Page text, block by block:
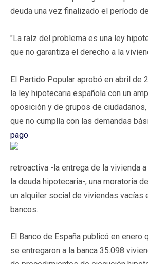
deuda una vez finalizado el período
"La raíz del problema es una ley
que no garantiza el derecho a la
El Partido Popular aprobó en abril de
la ley hipotecaria española con un
oposición y de grupos de
que no cumplía con las demandas
pago
retroactiva -la entrega de la vivienda
la deuda hipotecaria-, una moratoria
un alquiler social de viviendas vacías
bancos.
El Banco de España publicó en enero
se entregaron a la banca 35.098